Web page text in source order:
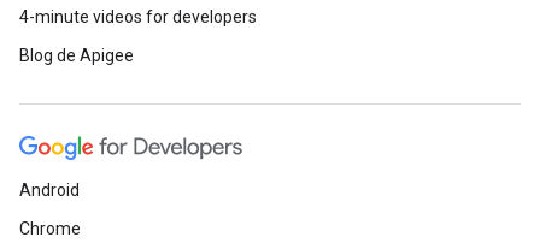
4-minute videos for developers
Blog de Apigee
Android
Chrome